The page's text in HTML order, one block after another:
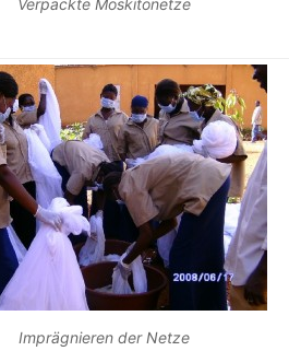
Verpackte Moskitonetze
Imprägnieren der Netze